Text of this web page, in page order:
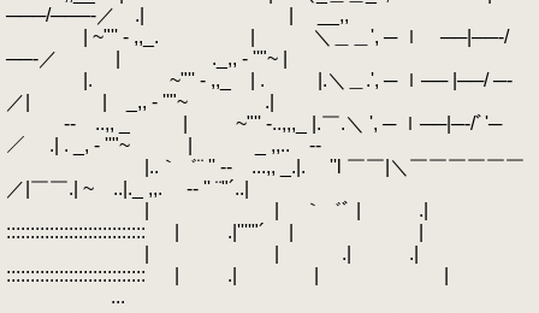
───/───‐／ .| | __,,
| ~"'' - ,,_. | ＼＿＿', ─ ｌ ──|──‐/
──‐／ | ._,, - ''"~ |
|. ~"'' - ,,_ | . |.＼＿.', ─ ｌ── |──/ ─‐
／| | _,, - ''"~ .|
‐- ..,, _ | ~"'' -..,,,_ |.￣.＼ ', ─ ｌ──|─‐/ﾞ'─
／ .| . _, - ''"~ | _ ,,.. -‐
|..｀゛¨ '' ‐- ...,, _.|. ''l ￣￣|＼￣￣￣￣￣￣
／|￣￣.| ~ ..|._ ,,. -‐ '' ¨"´..|
| | ｀゛ﾞ | .|
::::::::::::::::::::::::::::: | .|''''"´ | |
| | .| .|
::::::::::::::::::::::::::::: | .| | |
...